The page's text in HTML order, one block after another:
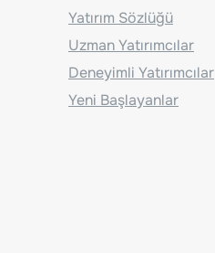
Yatırım Sözlüğü
Uzman Yatırımcılar
Deneyimli Yatırımcılar
Yeni Başlayanlar